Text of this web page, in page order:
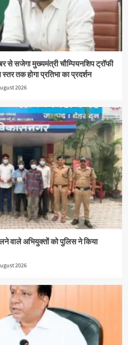
से सजेगा मुख्यमंत्री चौम्पियनशिप ट्रॉफी
तक होगा प्रतिभा का प्रदर्शन
2026
वाले अभियुक्तों को पुलिस ने किया
2026